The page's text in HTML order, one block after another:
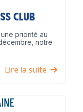
Club
priorité au
notre
Lire la suite